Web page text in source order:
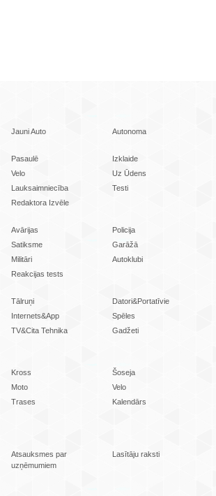
Jauni Auto Autonoma
Pasaulē
Izklaide
Velo
Uz Ūdens
Lauksaimniecība
Testi
Redaktora Izvēle
Avārijas
Policija
Satiksme
Garāžā
Militāri
Autoklubi
Reakcijas tests
Tālruņi
Datori&Portatīvie
Internets&App
Spēles
TV&Cita Tehnika
Gadžeti
Kross
Šoseja
Moto
Velo
Trases Kalendārs
Atsauksmes par
uzņēmumiem
Lasītāju raksti